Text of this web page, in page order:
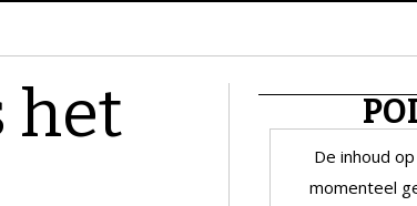
het
De inhoud
momenteel